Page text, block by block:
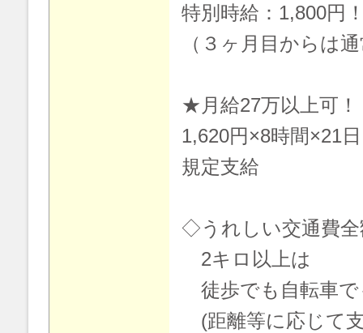
特別時給：1,800円
（３ヶ月目からは
★月給27万以上可！
1,620円×8時間×21
規定支給
◇うれしい交通費全
2キロ以上は
徒歩でも自転車で
(距離等に応じて